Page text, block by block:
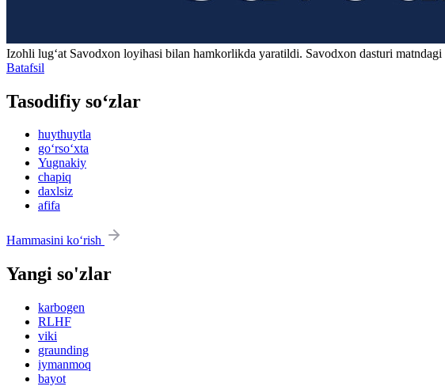
Izohli lugʻat Savodxon loyihasi bilan hamkorlikda yaratildi. Savodxon dasturi
Batafsil
Tasodifiy so‘zlar
huythuytla
go‘rso‘xta
Yugnakiy
chapiq
daxlsiz
afifa
Hammasini ko‘rish
Yangi so'zlar
karbogen
RLHF
viki
graunding
iymanmoq
bayot